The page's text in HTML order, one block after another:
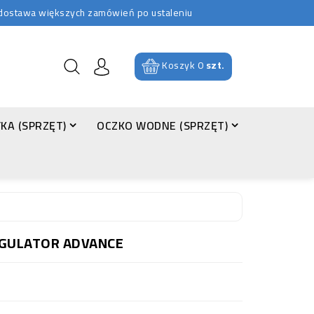
większych zamówień po ustaleniu
Koszyk0szt.
(SPRZĘT)
OCZKO WODNE (SPRZĘT)
ADVANCE